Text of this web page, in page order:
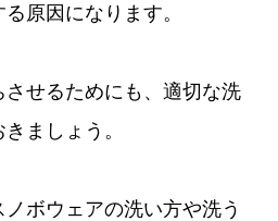
原因になります。
せるためにも、適切な洗
ましょう。
ボウェアの洗い方や洗う